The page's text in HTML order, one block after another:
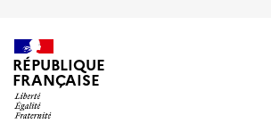
RÉPUBLIQUE
FRANÇAISE